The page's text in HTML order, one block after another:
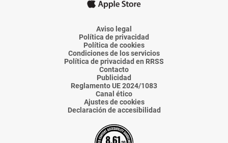
Voz
Almería
Voz
Almería
Voz
Almería
Voz
Almería
Voz
Aviso legal
Política de privacidad
Política de cookies
Condiciones de los servicios
Política de privacidad en RRSS
Contacto
Publicidad
Reglamento UE 2024/1083
Canal ético
Ajustes de cookies
Declaración de accesibilidad